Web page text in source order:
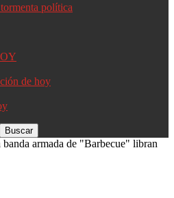
política
de hoy
armada de "Barbecue" libran